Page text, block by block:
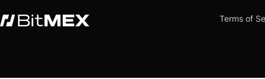
Terms of